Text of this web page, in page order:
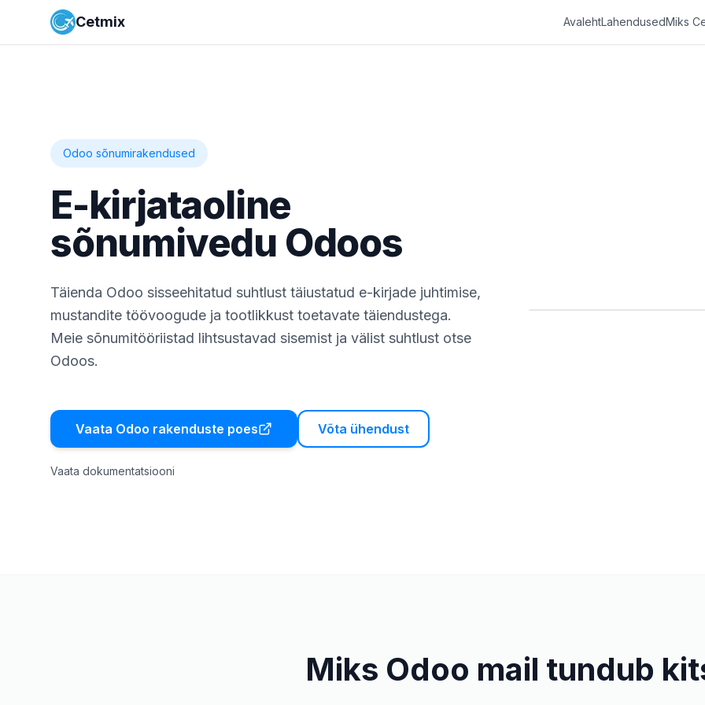
Cetmix AvalehtLahendusedMiks
Odoo sõnumirakendused
E-kirjataoline
sõnumivedu Odoos
Täienda Odoo sisseehitatud suhtlust täiustatud e-kirjade juhtimise,
mustandite töövoogude ja tootlikkust toetavate täiendustega.
Meie sõnumitööriistad lihtsustavad sisemist ja välist suhtlust otse
Odoos.
Vaata Odoo rakenduste poes Võta ühendust
Vaata dokumentatsiooni
Miks Odoo mail tundub